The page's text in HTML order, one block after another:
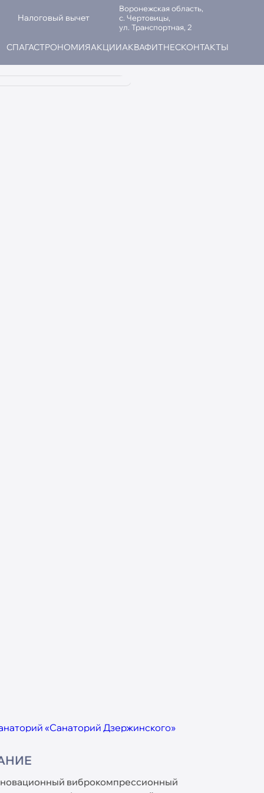
Налоговый вычет
Воронежская область,
с. Чертовицы,
ул. Транспортная, 2
СПАГАСТРОНОМИЯАКЦИИАКВАФИТНЕСКОНТАКТЫ